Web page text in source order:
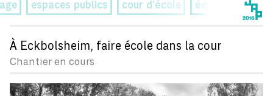
espaces publics cour d'école équipements
À Eckbolsheim, faire école dans la cour
Chantier en cours